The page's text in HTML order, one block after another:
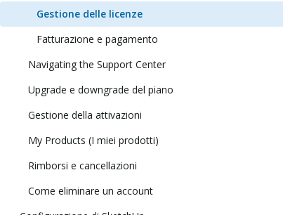
Gestione delle licenze
Fatturazione e pagamento
Navigating the Support Center
Upgrade e downgrade del piano
Gestione della attivazioni
My Products (I miei prodotti)
Rimborsi e cancellazioni
Come eliminare un account